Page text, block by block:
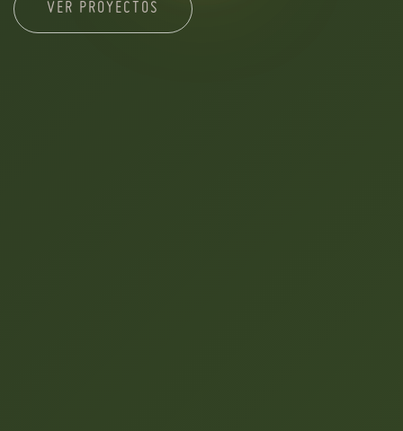
VER PROYECTOS